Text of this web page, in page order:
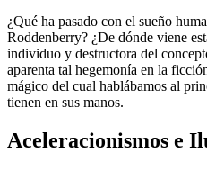
¿Qué ha pasado con el sueño
Roddenberry? ¿De dónde viene
individuo y destructora del
aparenta tal hegemonía en la
mágico del cual hablábamos al
tienen en sus manos.
Aceleracionismos e